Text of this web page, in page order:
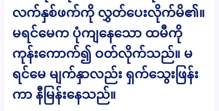
လက်နှစ်ဖက်ကို လွှတ်ပေးလိုက်မိ၏။
မရင်မေက ပုံကျနေသော ထမီကို
ကုန်းကောက်၍ ဝတ်လိုက်သည်။ မ
ရင်မေ မျက်နှာလည်း ရှက်သွေးဖြန်း
ကာ နီမြန်းနေသည်။